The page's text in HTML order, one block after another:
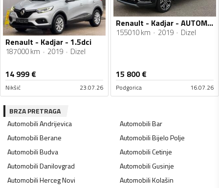
Renault - Kadjar - 1.5dci
187000 km 2019 Dizel
14 999 €
Nikšić 23.07.26
Renault - Kadjar - AUTOMATIK
155010 km 2019 Dizel
15 800€
Podgorica 16.07.26
BRZA PRETRAGA
AutomobiliAndrijevica AutomobiliBar
AutomobiliBerane AutomobiliBijelo Polje
AutomobiliBudva AutomobiliCetinje
AutomobiliDanilovgrad AutomobiliGusinje
AutomobiliHerceg Novi AutomobiliKolašin